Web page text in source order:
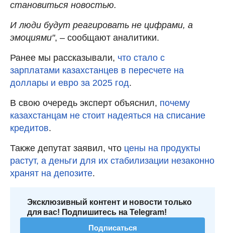
становиться новостью.
И люди будут реагировать не цифрами, а
эмоциями", – сообщают аналитики.
Ранее мы рассказывали, что стало с
зарплатами казахстанцев в пересчете на
доллары и евро за 2025 год.
В свою очередь эксперт объяснил, почему
казахстанцам не стоит надеяться на списание
кредитов.
Также депутат заявил, что цены на продукты
растут, а деньги для их стабилизации незаконно
хранят на депозите.
Эксклюзивный контент и новости только
для вас! Подпишитесь на Telegram!
Подписаться